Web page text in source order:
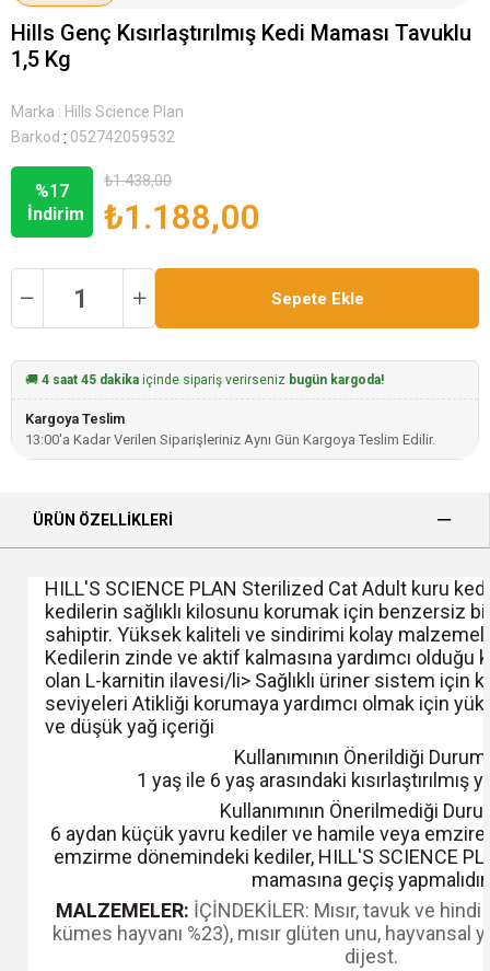
Hills Genç Kısırlaştırılmış Kedi Maması Tavuklu
1,5 Kg
Marka : Hills Science Plan
Barkod : 052742059532
%17
İndirim
₺1.438,00
₺1.188,00
🚚 4 saat 45 dakika içinde sipariş verirseniz bugün kargoda!
Kargoya Teslim
13:00'a Kadar Verilen Siparişleriniz Aynı Gün Kargoya Teslim Edilir.
ÜRÜN ÖZELLIKLERI
HILL'S SCIENCE PLAN Sterilized Cat Adult kuru kedi
kedilerin sağlıklı kilosunu korumak için benzersiz
sahiptir. Yüksek kaliteli ve sindirimi kolay
Kedilerin zinde ve aktif kalmasına yardımcı olduğu
olan L-karnitin ilavesi/li> Sağlıklı üriner sistem için
seviyeleri Atikliği korumaya yardımcı olmak için
ve düşük yağ içeriği
Kullanımının Önerildiği
1 yaş ile 6 yaş arasındaki kısırlaştırılmış
Kullanımının Önerilmediği
6 aydan küçük yavru kediler ve hamile veya
emzirme dönemindeki kediler, HILL'S SCIENCE
mamasına geçiş yapmalıdır.
MALZEMELER: İÇİNDEKİLER: Mısır, tavuk ve
kümes hayvanı %23), mısır glüten unu, hayvansal
dijest.